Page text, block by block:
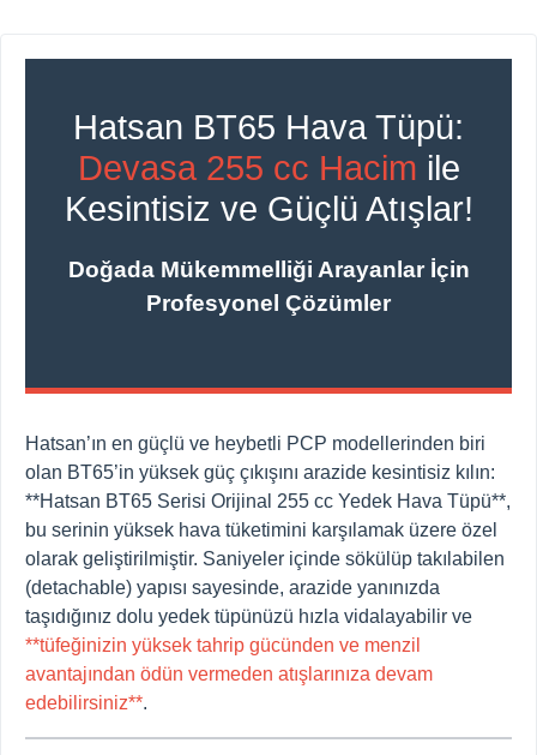
Hatsan BT65 Hava Tüpü:
Devasa 255 cc Hacim ile
Kesintisiz ve Güçlü Atışlar!
Doğada Mükemmelliği Arayanlar İçin
Profesyonel Çözümler
Hatsan’ın en güçlü ve heybetli PCP modellerinden biri
olan BT65’in yüksek güç çıkışını arazide kesintisiz kılın:
**Hatsan BT65 Serisi Orijinal 255 cc Yedek Hava Tüpü**,
bu serinin yüksek hava tüketimini karşılamak üzere özel
olarak geliştirilmiştir. Saniyeler içinde sökülüp takılabilen
(detachable) yapısı sayesinde, arazide yanınızda
taşıdığınız dolu yedek tüpünüzü hızla vidalayabilir ve
**tüfeğinizin yüksek tahrip gücünden ve menzil
avantajından ödün vermeden atışlarınıza devam
edebilirsiniz**.